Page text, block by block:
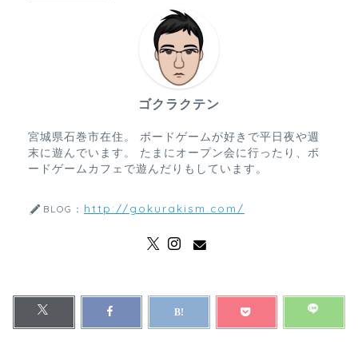
ゴクラクテン
宮城県石巻市在住。 ボードゲームが好きで平日夜や週
末に遊んでいます。 たまにオープン会に行ったり、ボ
ードゲームカフェで遊んだりもしています。
BLOG： http://gokurakism.com/